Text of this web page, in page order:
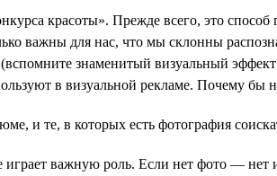
красоты». Прежде всего, это
важны для нас, что мы склонны
знаменитый визуальный
в визуальной рекламе. Почему бы
и те, в которых есть фотография
важную роль. Если нет фото — нет